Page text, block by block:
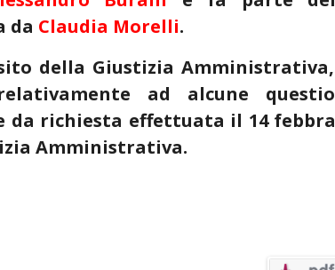
da Claudia Morelli.
della Giustizia
ad alcune
richiesta effettuata il 14
Amministrativa.